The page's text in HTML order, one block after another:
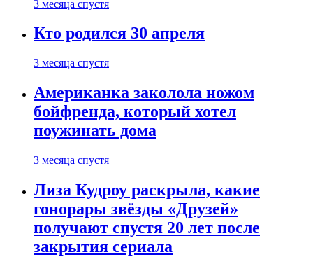
3 месяца спустя
Кто родился 30 апреля
3 месяца спустя
Американка заколола ножом
бойфренда, который хотел
поужинать дома
3 месяца спустя
Лиза Кудроу раскрыла, какие
гонорары звёзды «Друзей»
получают спустя 20 лет после
закрытия сериала